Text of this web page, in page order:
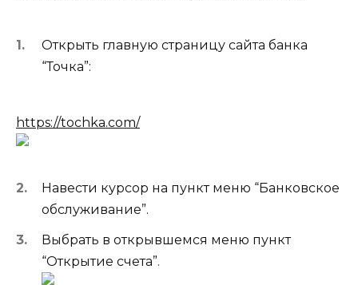
Открыть главную страницу сайта банка
“Точка”:
https://tochka.com/
Навести курсор на пункт меню “Банковское
обслуживание”.
Выбрать в открывшемся меню пункт
“Открытие счета”.